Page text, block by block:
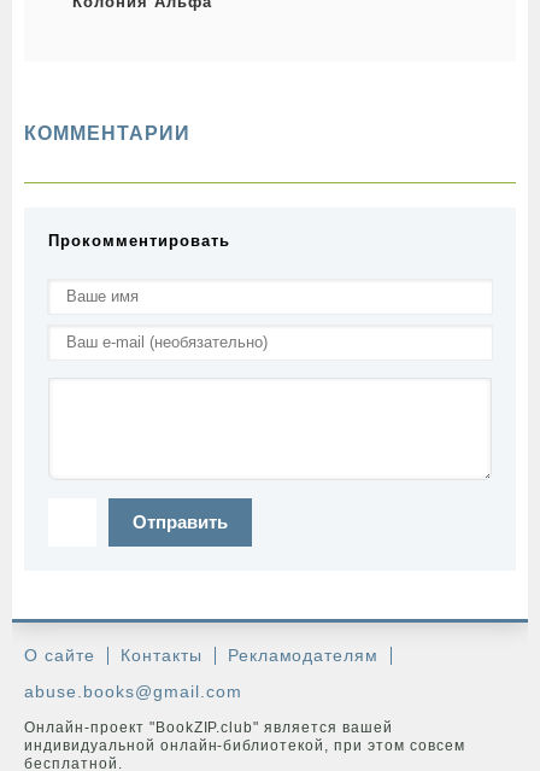
КОММЕНТАРИИ
Прокомментировать
Отправить
О сайте Контакты
Рекламодателям
abuse.books@gmail.com
Онлайн-проект "BookZIP.club" является вашей
индивидуальной онлайн-библиотекой, при этом совсем
бесплатной.